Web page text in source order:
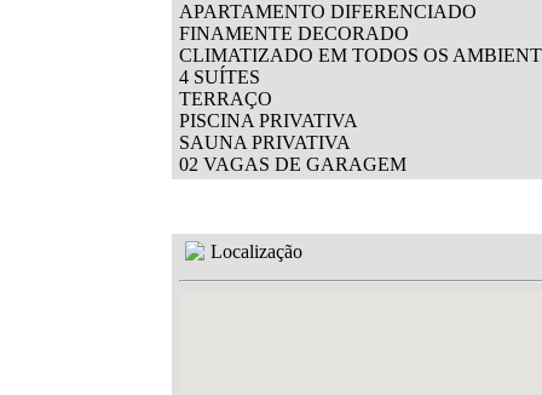
APARTAMENTO DIFERENCIADO
FINAMENTE DECORADO
CLIMATIZADO EM TODOS OS
4 SUÍTES
TERRAÇO
PISCINA PRIVATIVA
SAUNA PRIVATIVA
02 VAGAS DE GARAGEM
Localização